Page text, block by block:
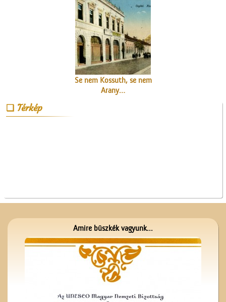
Se nem Kossuth, se nem
Arany…
Képeslapok, képeslapok,
Térkép
Amire büszkék vagyunk...